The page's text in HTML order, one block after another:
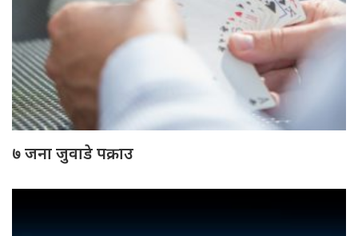
७ जना जुवाडे पक्राउ